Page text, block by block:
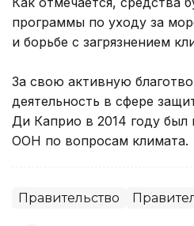
программы по уходу за
и борьбе с загрязнением
За свою активную
деятельность в сфере
Ди Каприо в 2014 году был
ООН по вопросам климата.
Правительство